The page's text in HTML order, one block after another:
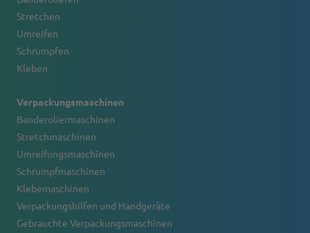
Stretchen
Umreifen
Schrumpfen
Kleben
Verpackungsmaschinen
Banderoliermaschinen
Stretchmaschinen
Umreifungsmaschinen
Schrumpfmaschinen
Klebemaschinen
Verpackungshilfen und Handgeräte
Gebrauchte Verpackungsmaschinen